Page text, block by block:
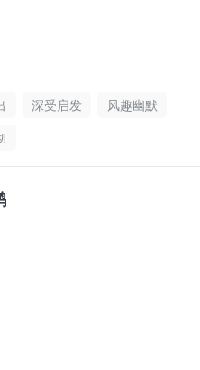
深受启发
风趣幽默